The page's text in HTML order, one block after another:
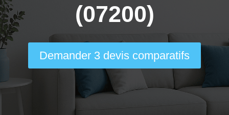
(07200)
Demander 3 devis comparatifs